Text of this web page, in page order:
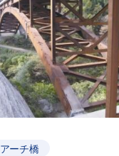
アーチ橋